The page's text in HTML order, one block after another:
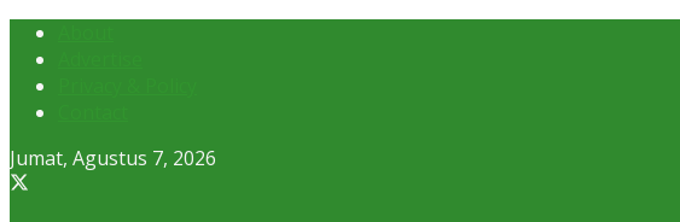
Jumat, Agustus 7, 2026